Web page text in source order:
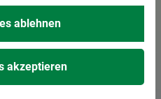
zur korrekten
Ein Kategoriefilter
und es
gefiltert
ablehnen
akzeptieren